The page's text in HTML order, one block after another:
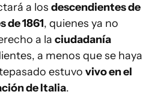
a los descendientes de
de 1861, quienes ya no
a la ciudadanía
a menos que se haya
estuvo vivo en el
de Italia.